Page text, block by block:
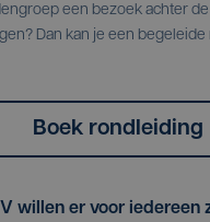
een bezoek achter de
Dan kan je een
Boek rondleiding
willen er voor iedereen